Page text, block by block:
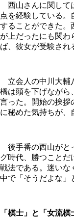
西山さんに関して
点を経験している
することができた。
が上だったにも関わ
ば、彼女が受験され
立会人の中川大輔
橋は頭を下げながら
言った。開始の挨拶
に秘めた気持ちが、
後手番の西山がと
グ時代、勝つことだ
戦法である。迷いな
中で「そうだよな」
「棋士」と「女流